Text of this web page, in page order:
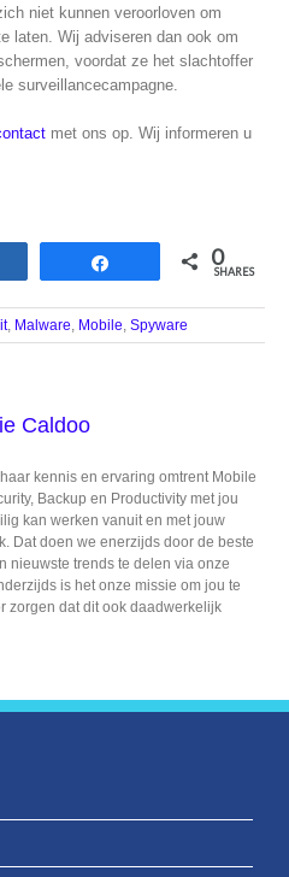
niet kunnen veroorloven om
laten. Wij adviseren dan ook om
voordat ze het slachtoffer
surveillancecampagne.
met ons op. Wij informeren u
0
SHARES
, Malware Mobile Spyware
Caldoo
kennis en ervaring omtrent Mobile
Backup en Productivity met jou
kan werken vanuit en met jouw
Dat doen we enerzijds door de beste
nieuwste trends te delen via onze
is het onze missie om jou te
zorgen dat dit ook daadwerkelijk